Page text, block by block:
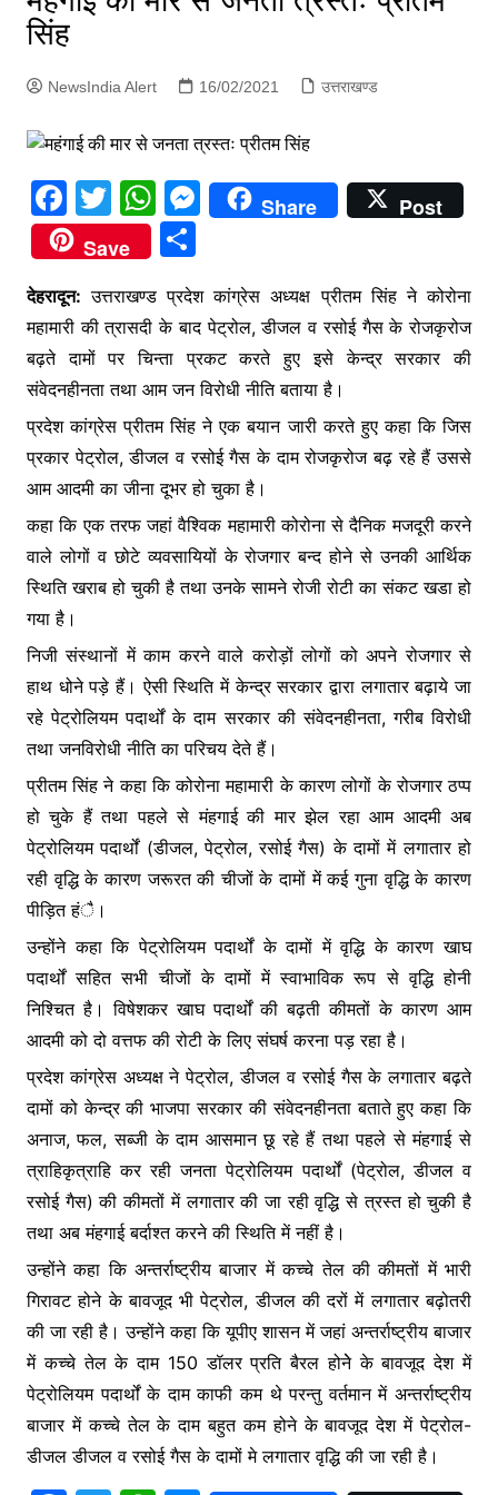
सिंह
NewsIndia Alert 16/02/2021 उत्तराखण्ड
F
a
c
e
b
o
o
k
T
w
itt
er
W
h
at
s
A
p
p
M
e
s
e
n
g
er
Share
Post
Save
S
ar
e
देहरादून: उत्तराखण्ड प्रदेश कांग्रेस अध्यक्ष प्रीतम सिंह ने कोरोना
महामारी की त्रासदी के बाद पेट्रोल, डीजल व रसोई गैस के रोजकृरोज
बढ़ते दामों पर चिन्ता प्रकट करते हुए इसे केन्द्र सरकार की
संवेदनहीनता तथा आम जन विरोधी नीति बताया है।
प्रदेश कांग्रेस प्रीतम सिंह ने एक बयान जारी करते हुए कहा कि जिस
प्रकार पेट्रोल, डीजल व रसोई गैस के दाम रोजकृरोज बढ़ रहे हैं उससे
आम आदमी का जीना दूभर हो चुका है।
कहा कि एक तरफ जहां वैश्विक महामारी कोरोना से दैनिक मजदूरी करने
वाले लोगों व छोटे व्यवसायियों के रोजगार बन्द होने से उनकी आर्थिक
स्थिति खराब हो चुकी है तथा उनके सामने रोजी रोटी का संकट खडा हो
गया है।
निजी संस्थानों में काम करने वाले करोड़ों लोगों को अपने रोजगार से
हाथ धोने पड़े हैं। ऐसी स्थिति में केन्द्र सरकार द्वारा लगातार बढ़ाये जा
रहे पेट्रोलियम पदार्थों के दाम सरकार की संवेदनहीनता, गरीब विरोधी
तथा जनविरोधी नीति का परिचय देते हैं।
प्रीतम सिंह ने कहा कि कोरोना महामारी के कारण लोगों के रोजगार ठप्प
हो चुके हैं तथा पहले से मंहगाई की मार झेल रहा आम आदमी अब
पेट्रोलियम पदार्थों (डीजल, पेट्रोल, रसोई गैस) के दामों में लगातार हो
रही वृद्धि के कारण जरूरत की चीजों के दामों में कई गुना वृद्धि के कारण
पीड़ित हंै।
उन्होंने कहा कि पेट्रोलियम पदार्थों के दामों में वृद्धि के कारण खाघ
पदार्थों सहित सभी चीजों के दामों में स्वाभाविक रूप से वृद्धि होनी
निश्चित है। विषेशकर खाघ पदार्थों की बढ़ती कीमतों के कारण आम
आदमी को दो वत्तफ की रोटी के लिए संघर्ष करना पड़ रहा है।
प्रदेश कांग्रेस अध्यक्ष ने पेट्रोल, डीजल व रसोई गैस के लगातार बढ़ते
दामों को केन्द्र की भाजपा सरकार की संवेदनहीनता बताते हुए कहा कि
अनाज, फल, सब्जी के दाम आसमान छू रहे हैं तथा पहले से मंहगाई से
त्राहिकृत्राहि कर रही जनता पेट्रोलियम पदार्थों (पेट्रोल, डीजल व
रसोई गैस) की कीमतों में लगातार की जा रही वृद्धि से त्रस्त हो चुकी है
तथा अब मंहगाई बर्दाश्त करने की स्थिति में नहीं है।
उन्होंने कहा कि अन्तर्राष्ट्रीय बाजार में कच्चे तेल की कीमतों में भारी
गिरावट होने के बावजूद भी पेट्रोल, डीजल की दरों में लगातार बढ़ोतरी
की जा रही है। उन्होंने कहा कि यूपीए शासन में जहां अन्तर्राष्ट्रीय बाजार
में कच्चे तेल के दाम 150 डॉलर प्रति बैरल होनेे के बावजूद देश में
पेट्रोलियम पदार्थों के दाम काफी कम थे परन्तु वर्तमान में अन्तर्राष्ट्रीय
बाजार में कच्चे तेल के दाम बहुत कम होने के बावजूद देश में पेट्रोल-
डीजल डीजल व रसोई गैस के दामों मे लगातार वृद्धि की जा रही है।